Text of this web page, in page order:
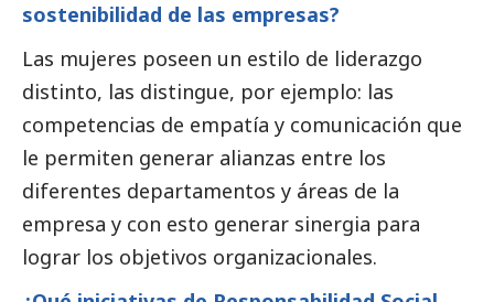
sostenibilidad de las empresas?
Las mujeres poseen un estilo de liderazgo
distinto, las distingue, por ejemplo: las
competencias de empatía y comunicación que
le permiten generar alianzas entre los
diferentes departamentos y áreas de la
empresa y con esto generar sinergia para
lograr los objetivos organizacionales.